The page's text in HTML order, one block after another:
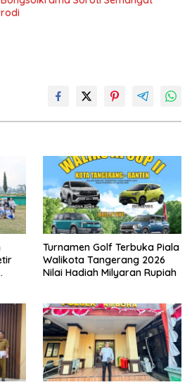
Turnamen Golf Terbuka Piala
Walikota Tangerang 2026
Nilai Hadiah Milyaran Rupiah